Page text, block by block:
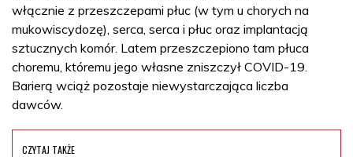
włącznie z przeszczepami płuc (w tym u chorych na
mukowiscydozę), serca, serca i płuc oraz implantacją
sztucznych komór. Latem przeszczepiono tam płuca
choremu, któremu jego własne zniszczył COVID-19.
Barierą wciąż pozostaje niewystarczająca liczba
dawców.
CZYTAJ TAKŻE